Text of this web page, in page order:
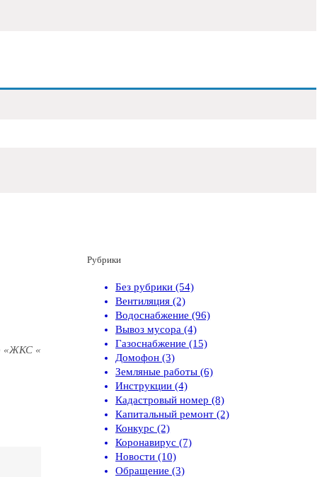
«ЖКС «
Рубрики
Без рубрики (54)
Вентиляция (2)
Водоснабжение (96)
Вывоз мусора (4)
Газоснабжение (15)
Домофон (3)
Земляные работы (6)
Инструкции (4)
Кадастровый номер (8)
Капитальный ремонт (2)
Конкурс (2)
Коронавирус (7)
Новости (10)
Обращение (3)